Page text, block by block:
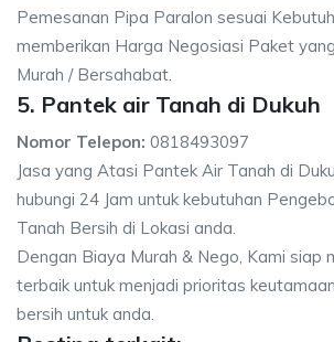
Pemesanan Pipa Paralon sesuai
memberikan Harga Negosiasi Paket
Murah / Bersahabat.
5. Pantek air Tanah di Dukuh
Nomor Telepon: 0818493097
Jasa yang Atasi Pantek Air Tanah di
hubungi 24 Jam untuk kebutuhan
Tanah Bersih di Lokasi anda.
Dengan Biaya Murah & Nego, Kami siap
terbaik untuk menjadi prioritas
bersih untuk anda.